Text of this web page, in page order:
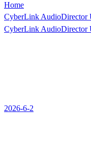
CyberLink AudioDirector
CyberLink AudioDirector
2026-6-2